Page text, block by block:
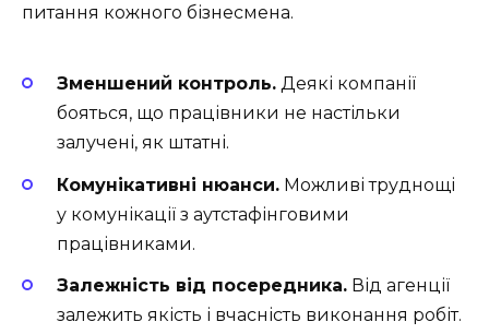
питання кожного бізнесмена.
Зменшений контроль. Деякі компанії
бояться, що працівники не настільки
залучені, як штатні.
Комунікативні нюанси. Можливі труднощі
у комунікації з аутстафінговими
працівниками.
Залежність від посередника. Від агенції
залежить якість і вчасність виконання робіт.